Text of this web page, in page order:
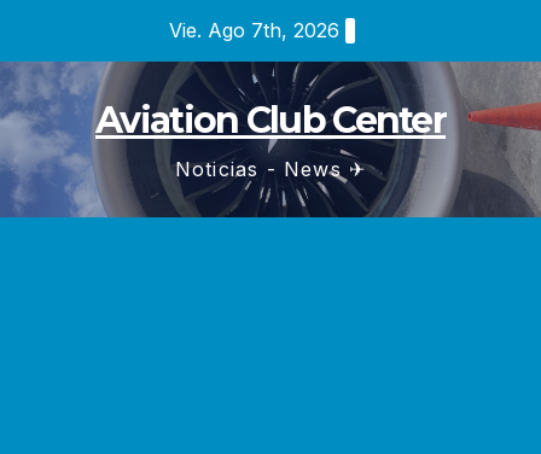
contenido
Vie. Ago 7th, 2026
Aviation Club Center
Noticias - News ✈